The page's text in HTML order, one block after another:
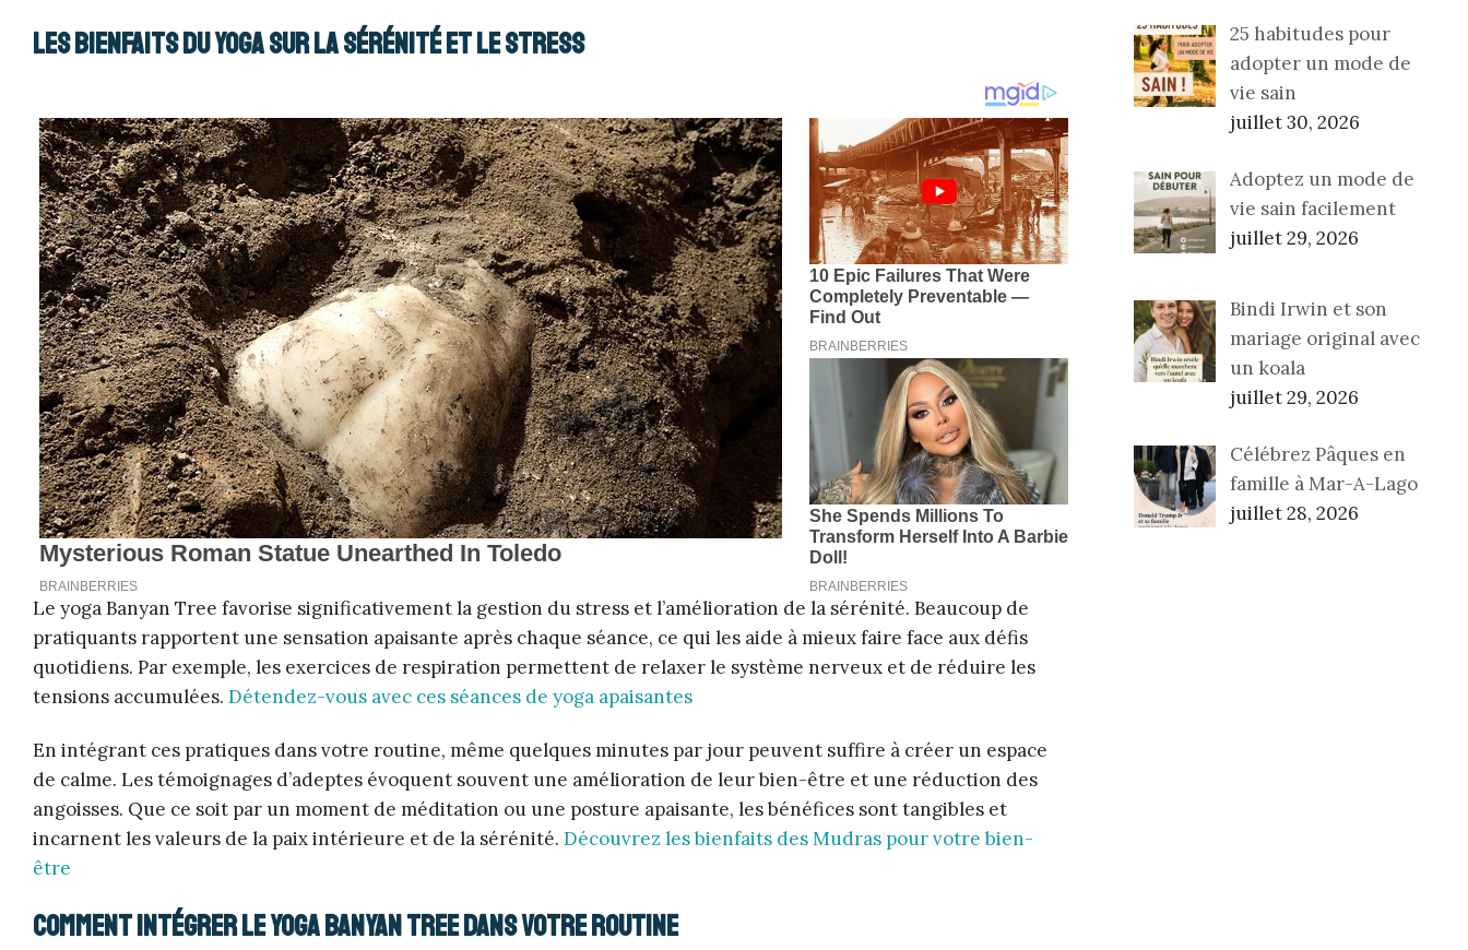
Les bienfaits du yoga sur la sérénité et le stress
Le yoga Banyan Tree favorise significativement la gestion du stress et l’amélioration de la sérénité. Beaucoup de
pratiquants rapportent une sensation apaisante après chaque séance, ce qui les aide à mieux faire face aux défis
quotidiens. Par exemple, les exercices de respiration permettent de relaxer le système nerveux et de réduire les
tensions accumulées. Détendez-vous avec ces séances de yoga apaisantes
En intégrant ces pratiques dans votre routine, même quelques minutes par jour peuvent suffire à créer un espace
de calme. Les témoignages d’adeptes évoquent souvent une amélioration de leur bien-être et une réduction des
angoisses. Que ce soit par un moment de méditation ou une posture apaisante, les bénéfices sont tangibles et
incarnent les valeurs de la paix intérieure et de la sérénité. Découvrez les bienfaits des Mudras pour votre bien-
être
Comment intégrer le yoga Banyan Tree dans votre routine
25 habitudes pour
adopter un mode de
vie sain
juillet 30, 2026
Adoptez un mode de
vie sain facilement
juillet 29, 2026
Bindi Irwin et son
mariage original avec
un koala
juillet 29, 2026
Célébrez Pâques en
famille à Mar-A-Lago
juillet 28, 2026